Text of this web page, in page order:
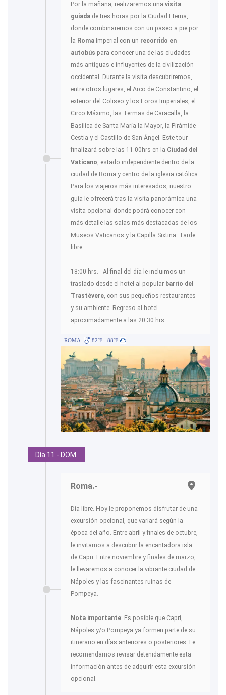
Por la mañana, realizaremos una visita
guiada de tres horas por la Ciudad Eterna,
donde combinaremos con un paseo a pie por
la Roma Imperial con un recorrido en
autobús para conocer una de las ciudades
más antiguas e influyentes de la civilización
occidental. Durante la visita descubriremos,
entre otros lugares, el Arco de Constantino, el
exterior del Coliseo y los Foros Imperiales, el
Circo Máximo, las Termas de Caracalla, la
Basílica de Santa María la Mayor, la Pirámide
Cestia y el Castillo de San Ángel. Este tour
finalizará sobre las 11.00hrs en la Ciudad del
Vaticano, estado independiente dentro de la
ciudad de Roma y centro de la iglesia católica.
Para los viajeros más interesados, nuestro
guía le ofrecerá tras la visita panorámica una
visita opcional donde podrá conocer con
más detalle las salas más destacadas de los
Museos Vaticanos y la Capilla Sixtina. Tarde
libre.
18:00 hrs. - Al final del día le incluimos un
traslado desde el hotel al popular barrio del
Trastévere, con sus pequeños restaurantes
y su ambiente. Regreso al hotel
aproximadamente a las 20.30 hrs.
ROMA 82ºF - 88ºF
Día 11 - DOM.
Roma.-
Día libre. Hoy le proponemos disfrutar de una
excursión opcional, que variará según la
época del año. Entre abril y finales de octubre,
le invitamos a descubrir la encantadora isla
de Capri. Entre noviembre y finales de marzo,
le llevaremos a conocer la vibrante ciudad de
Nápoles y las fascinantes ruinas de
Pompeya.
Nota importante: Es posible que Capri,
Nápoles y/o Pompeya ya formen parte de su
itinerario en días anteriores o posteriores. Le
recomendamos revisar detenidamente esta
información antes de adquirir esta excursión
opcional.